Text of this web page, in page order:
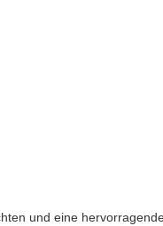
und eine